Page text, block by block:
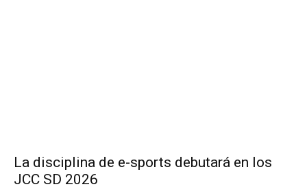
La disciplina de e-sports debutará en los
JCC SD 2026